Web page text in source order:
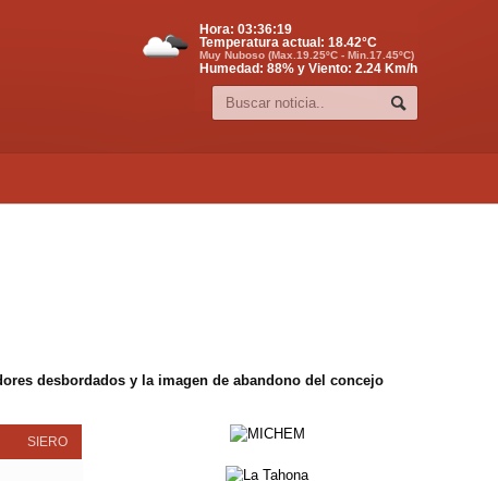
Hora: 03:36:20
Temperatura actual: 18.42°C
Muy Nuboso (Max.19.25ºC - Min.17.45ºC)
Humedad: 88% y Viento: 2.24 Km/h
desbordados y la imagen de abandono del concejo
SIERO